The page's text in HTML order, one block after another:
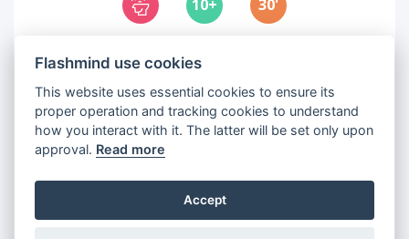
10 30'
Objectives
2• Misurare il volume
3•Esprimere i risultati di una misurazione
usando diverse forme numeriche
Flashmind use cookies
This website uses essential cookies to ensure its
proper operation and tracking cookies to understand
how you interact with it. The latter will be set only upon
approval. Read more
Accept